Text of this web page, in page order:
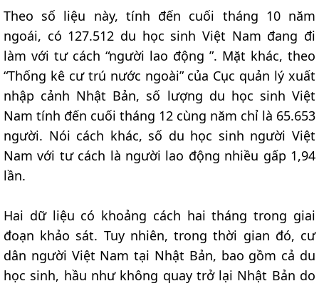
Theo số liệu này, tính đến cuối tháng 10 năm
ngoái, có 127.512 du học sinh Việt Nam đang đi
làm với tư cách “người lao động ”. Mặt khác, theo
“Thống kê cư trú nước ngoài” của Cục quản lý xuất
nhập cảnh Nhật Bản, số lượng du học sinh Việt
Nam tính đến cuối tháng 12 cùng năm chỉ là 65.653
người. Nói cách khác, số du học sinh người Việt
Nam với tư cách là người lao động nhiều gấp 1,94
lần.
Hai dữ liệu có khoảng cách hai tháng trong giai
đoạn khảo sát. Tuy nhiên, trong thời gian đó, cư
dân người Việt Nam tại Nhật Bản, bao gồm cả du
học sinh, hầu như không quay trở lại Nhật Bản do